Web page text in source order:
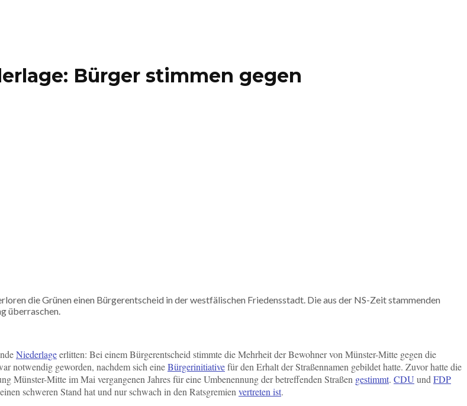
Bürger stimmen gegen
die Grünen einen Bürgerentscheid in der westfälischen Friedensstadt. Die aus der NS-Zeit stammenden
überraschen.
Niederlageerlitten: Bei einem Bürgerentscheid stimmte die Mehrheit der Bewohner von Münster-Mitte gegen die
notwendig geworden, nachdem sich eineBürgerinitiativefür den Erhalt der Straßennamen gebildet hatte. Zuvor hatte die
Mitte im Mai vergangenen Jahres für eine Umbenennung der betreffenden Straßen gestimmt. CDU und FDP
schweren Stand hat und nur schwach in den Ratsgremien vertreten ist.